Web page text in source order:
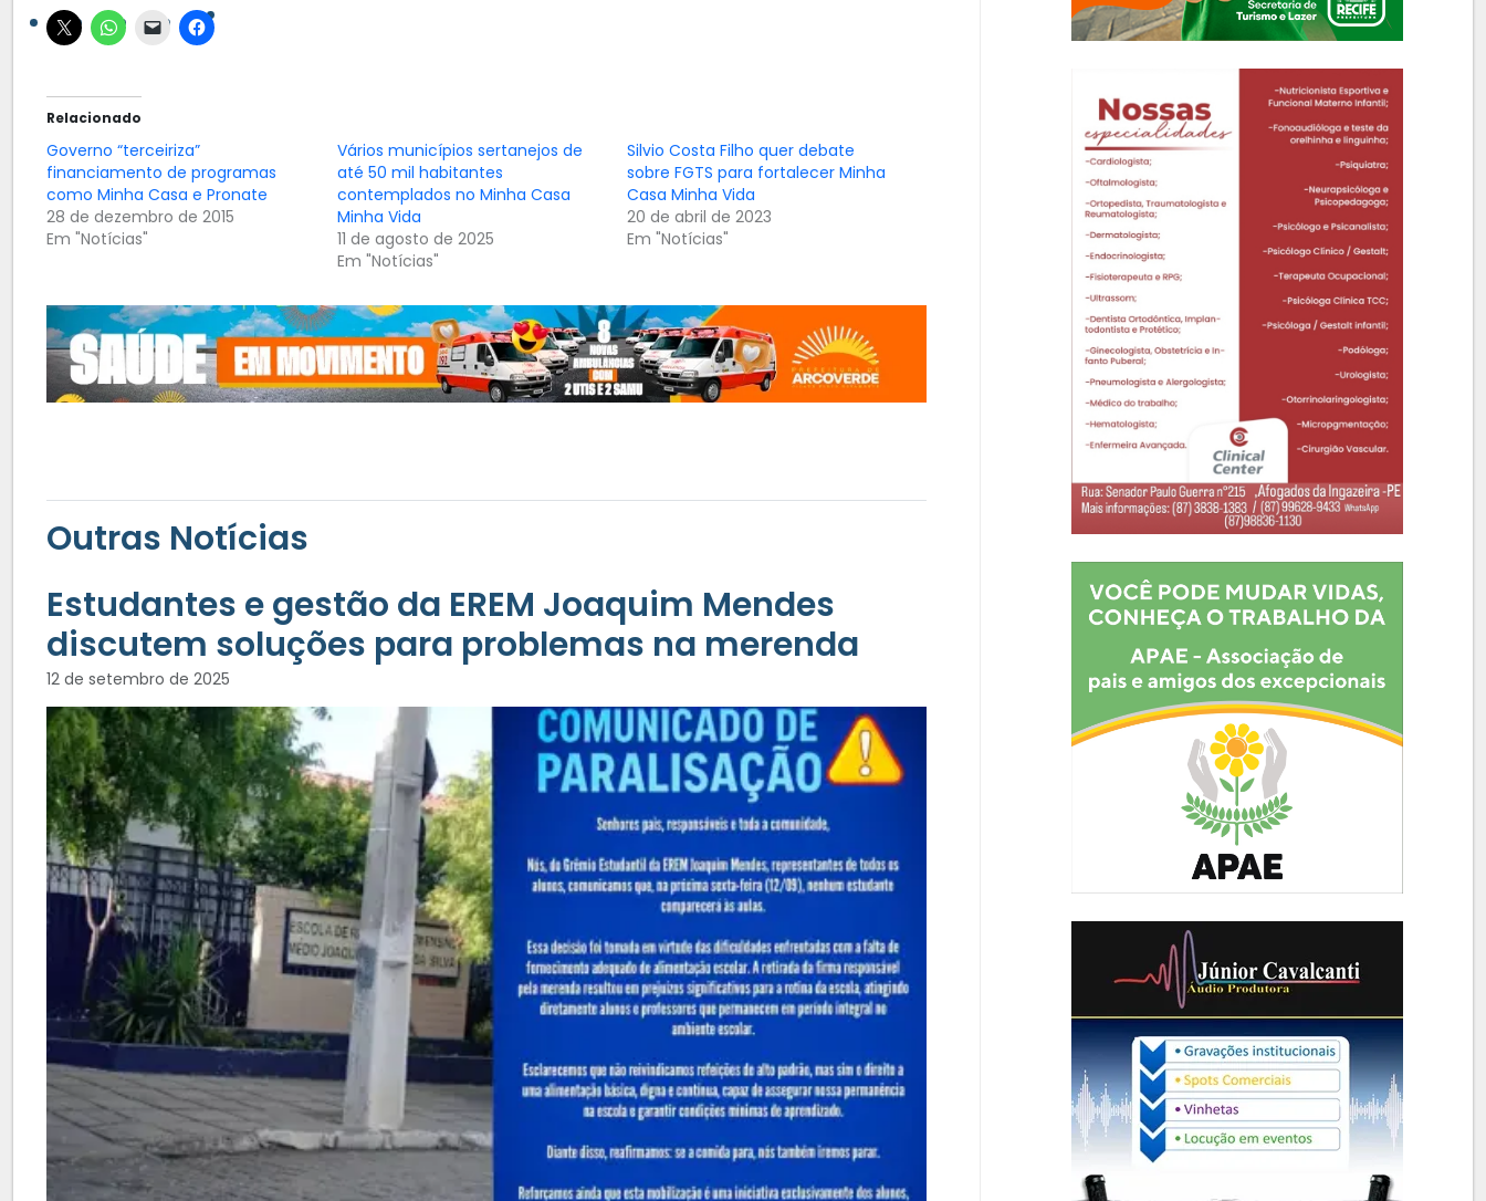
Relacionado
Governo “terceiriza”
financiamento de programas
como Minha Casa e Pronate
28 de dezembro de 2015
Em "Notícias"
Vários municípios sertanejos de
até 50 mil habitantes
contemplados no Minha Casa
Minha Vida
11 de agosto de 2025
Em "Notícias"
Silvio Costa Filho quer debate
sobre FGTS para fortalecer Minha
Casa Minha Vida
20 de abril de 2023
Em "Notícias"
Outras Notícias
Estudantes e gestão da EREM Joaquim Mendes
discutem soluções para problemas na merenda
12 de setembro de 2025